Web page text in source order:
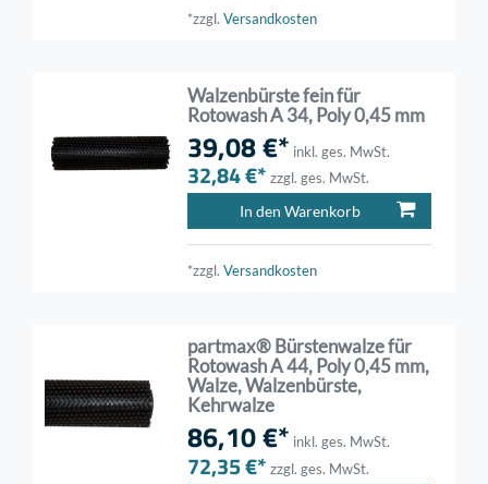
*zzgl.Versandkosten
Walzenbürste fein für
Rotowash A 34, Poly 0,45 mm
39,08 €* inkl. ges. MwSt.
32,84 €* zzgl. ges. MwSt.
In den Warenkorb
*zzgl.Versandkosten
partmax® Bürstenwalze für
Rotowash A 44, Poly 0,45 mm,
Walze, Walzenbürste,
Kehrwalze
86,10 €* inkl. ges. MwSt.
72,35 €* zzgl. ges. MwSt.